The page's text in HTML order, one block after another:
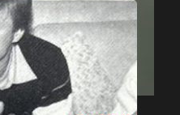
1x auto